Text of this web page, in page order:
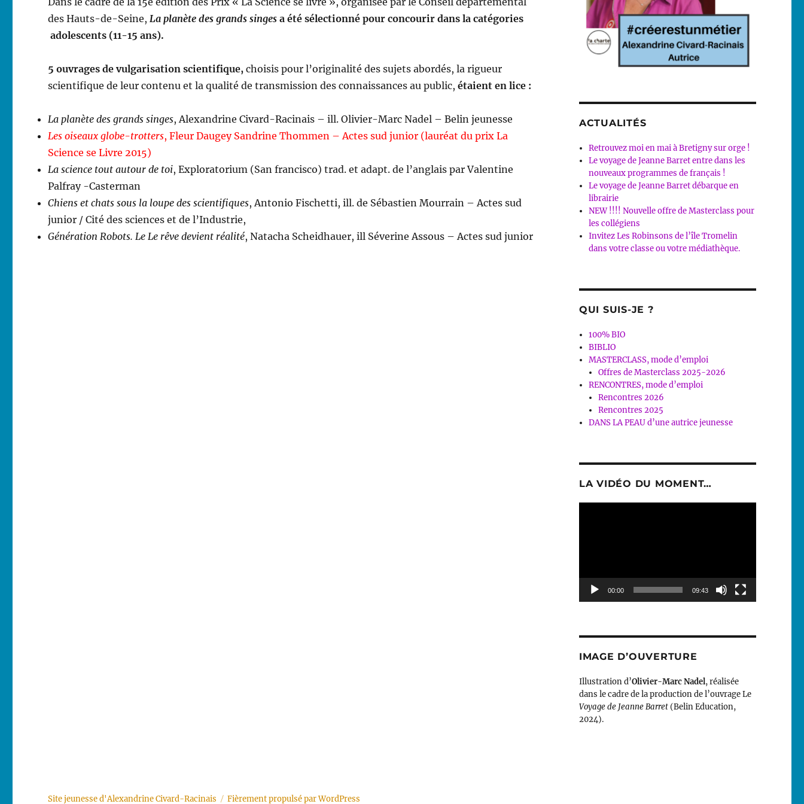
des Hauts-de-Seine,La planète des grands singes a été sélectionné pour concourir dans la catégories
adolescents (11-15 ans).
5 ouvrages de vulgarisation scientifique,choisis pour l’originalité des sujets abordés, la rigueur
scientifique de leur contenu et la qualité de transmission des connaissances au public,étaient en lice :
La planète des grands singes, Alexandrine Civard-Racinais – ill. Olivier-Marc Nadel – Belin jeunesse
Les oiseaux globe-trotters, Fleur Daugey Sandrine Thommen – Actes sud junior (lauréat du prix La
Science se Livre 2015)
La science tout autour de toi, Exploratorium (San francisco) trad. et adapt. de l’anglais par Valentine
Palfray -Casterman
Chiens et chats sous la loupe des scientifiques, Antonio Fischetti, ill. de Sébastien Mourrain – Actes sud
junior / Cité des sciences et de l’Industrie,
Génération Robots. Le Le rêve devient réalité, Natacha Scheidhauer, ill Séverine Assous – Actes sud junior
ACTUALITÉS
Retrouvez moi en mai à Bretigny sur orge !
Le voyage de Jeanne Barret entre dans les
nouveaux programmes de français !
Le voyage de Jeanne Barret débarque en
librairie
NEW !!!! Nouvelle offre de Masterclass pour
les collégiens
Invitez Les Robinsons de l’île Tromelin
dans votre classe ou votre médiathèque.
QUI SUIS-JE ?
100% BIO
BIBLIO
MASTERCLASS, mode d’emploi
Offres de Masterclass 2025-2026
RENCONTRES, mode d’emploi
Rencontres 2026
Rencontres 2025
DANS LA PEAU d’une autrice jeunesse
LA VIDÉO DU MOMENT…
00:00 09:43
IMAGE D’OUVERTURE
Illustration d’Olivier-Marc Nadel, réalisée
dans le cadre de la production de l’ouvrage Le
Voyage de Jeanne Barret(Belin Education,
2024).
Site jeunesse d'Alexandrine Civard-Racinais Fièrement propulsé par WordPress